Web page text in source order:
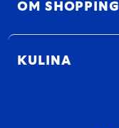
OM SHOPPING
KULINA